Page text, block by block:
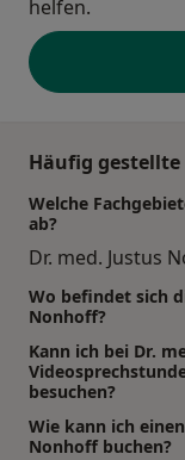
helfen.
Häufig gestellte
Welche
ab?
Dr. med. Justus
Wo befindet sich
Nonhoff?
Kann ich bei Dr.
besuchen?
Wie kann ich
Nonhoff buchen?